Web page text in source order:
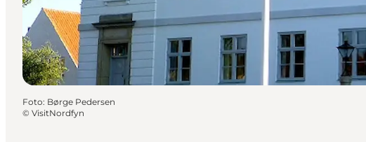
Foto: Børge Pedersen
© VisitNordfyn